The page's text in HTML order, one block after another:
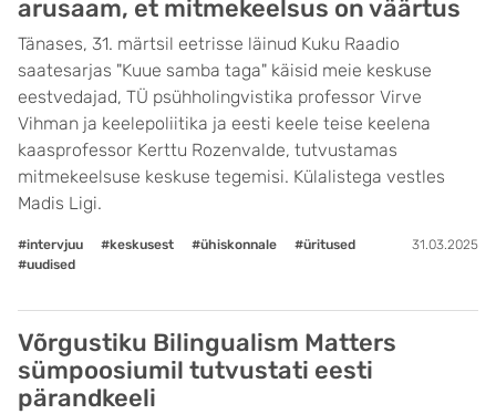
arusaam, et mitmekeelsus on väärtus
Tänases, 31. märtsil eetrisse läinud Kuku Raadio
saatesarjas "Kuue samba taga" käisid meie keskuse
eestvedajad, TÜ psühholingvistika professor Virve
Vihman ja keelepoliitika ja eesti keele teise keelena
kaasprofessor Kerttu Rozenvalde, tutvustamas
mitmekeelsuse keskuse tegemisi. Külalistega vestles
Madis Ligi.
#intervjuu #keskusest #ühiskonnale
#üritused
#uudised
31.03.2025
Võrgustiku Bilingualism Matters
sümpoosiumil tutvustati eesti
pärandkeeli